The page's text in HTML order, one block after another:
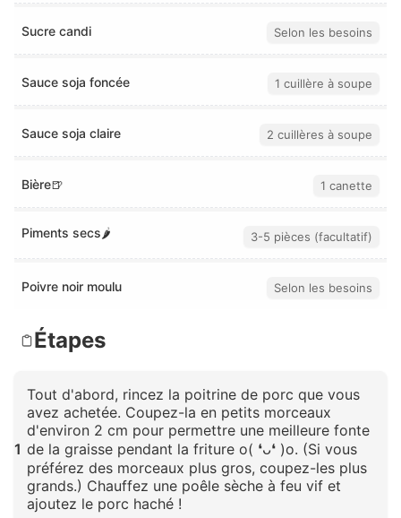
Sucre candi Selon les besoins
Sauce soja foncée 1 cuillère à soupe
Sauce soja claire 2 cuillères à soupe
Bière🍺 1 canette
Piments secs🌶️ 3-5 pièces (facultatif)
Poivre noir moulu Selon les besoins
Étapes
1
Tout d'abord, rincez la poitrine de porc que vous
avez achetée. Coupez-la en petits morceaux
d'environ 2 cm pour permettre une meilleure fonte
de la graisse pendant la friture o( ❛ᴗ❛ )o. (Si vous
préférez des morceaux plus gros, coupez-les plus
grands.) Chauffez une poêle sèche à feu vif et
ajoutez le porc haché !